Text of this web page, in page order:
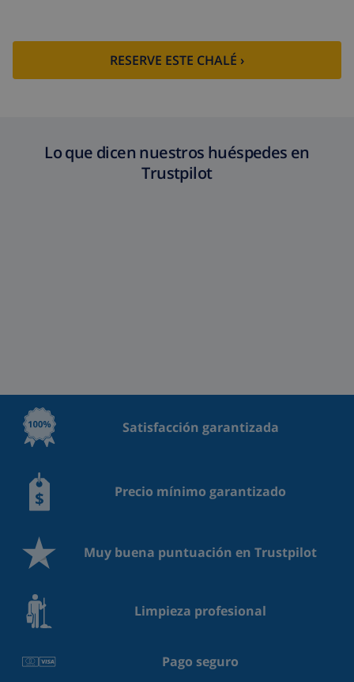
RESERVE ESTE CHALÉ ›
Lo que dicen nuestros huéspedes en
Trustpilot
Satisfacción garantizada
Precio mínimo garantizado
Muy buena puntuación en Trustpilot
Limpieza profesional
Pago seguro